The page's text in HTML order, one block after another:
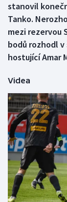
Florbal
Futsal
Gymnastika
Házená
Jezdectví
Judo
Krasobruslení
stanovil
Tanko.
mezi rezervou
bodů rozhodl
hostující Amar
Videa